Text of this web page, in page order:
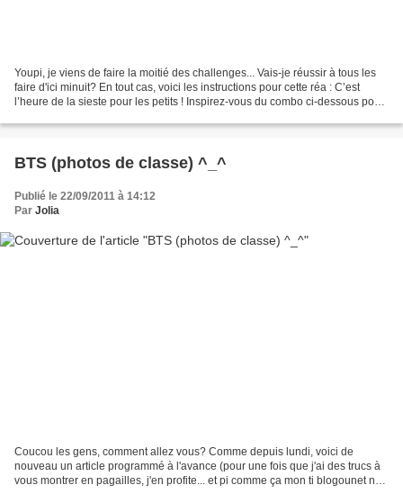
Youpi, je viens de faire la moitié des challenges... Vais-je réussir à tous les
faire d'ici minuit? En tout cas, voici les instructions pour cette réa : C’est
l’heure de la sieste pour les petits ! Inspirez-vous du combo ci-dessous pour
BTS (photos de classe) ^_^
Publié le 22/09/2011 à 14:12
Par Jolia
Coucou les gens, comment allez vous? Comme depuis lundi, voici de
nouveau un article programmé à l'avance (pour une fois que j'ai des trucs à
vous montrer en pagailles, j'en profite... et pi comme ça mon ti blogounet ne